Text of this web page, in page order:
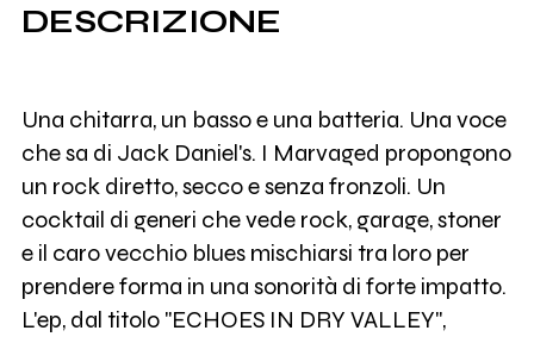
DESCRIZIONE
Una chitarra, un basso e una batteria. Una voce
che sa di Jack Daniel's. I Marvaged propongono
un rock diretto, secco e senza fronzoli. Un
cocktail di generi che vede rock, garage, stoner
e il caro vecchio blues mischiarsi tra loro per
prendere forma in una sonorità di forte impatto.
L'ep, dal titolo "ECHOES IN DRY VALLEY",